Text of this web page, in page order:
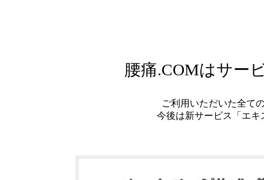
腰痛.COMはサー
ご利用いただいた全て
今後は新サービス「エ